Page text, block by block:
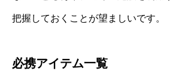
把握しておくことが望ましいです。
必携アイテム一覧